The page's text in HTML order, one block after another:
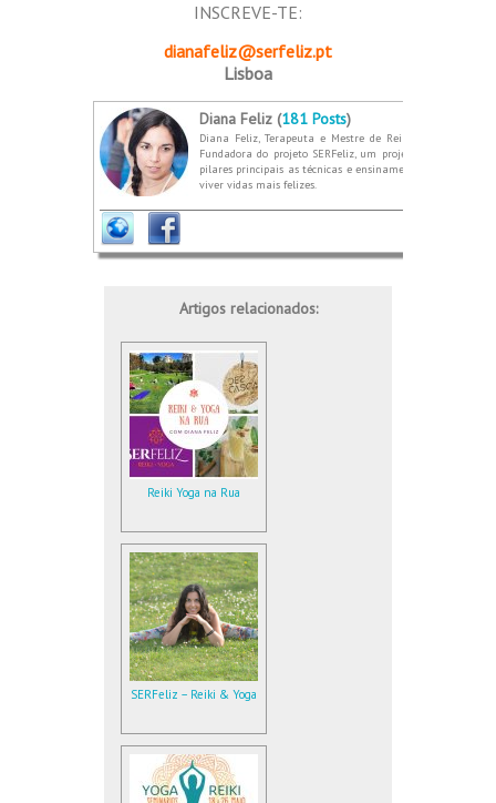
INSCREVE-TE:
dianafeliz@serfeliz.pt
Lisboa
Diana Feliz (181 Posts)
Diana Feliz, Terapeuta e Mestre de Reiki e Karuna.
Fundadora do projeto SERFeliz, um projeto que nasce
pilares principais as técnicas e ensinamentos de dois
viver vidas mais felizes.
Artigos relacionados:
Reiki Yoga na Rua
SERFeliz – Reiki & Yoga